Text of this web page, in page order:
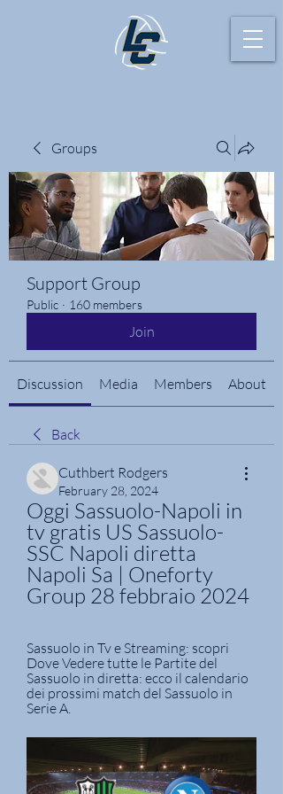
Groups
Support Group
Public · 160 members
Join
Discussion Media Members About
Back
Cuthbert Rodgers
February 28, 2024
Oggi Sassuolo-Napoli in
tv gratis US Sassuolo-
SSC Napoli diretta
Napoli Sa | Oneforty
Group 28 febbraio 2024
Sassuolo in Tv e Streaming: scopri
Dove Vedere tutte le Partite del
Sassuolo in diretta: ecco il calendario
dei prossimi match del Sassuolo in
Serie A.